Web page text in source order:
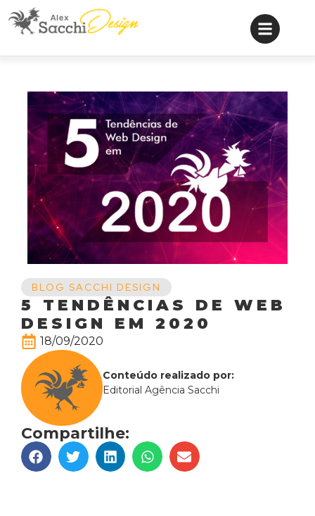
BLOG SACCHI DESIGN
5 TENDÊNCIAS DE WEB
DESIGN EM 2020
18/09/2020
Conteúdo realizado por:
Editorial Agência Sacchi
Compartilhe: